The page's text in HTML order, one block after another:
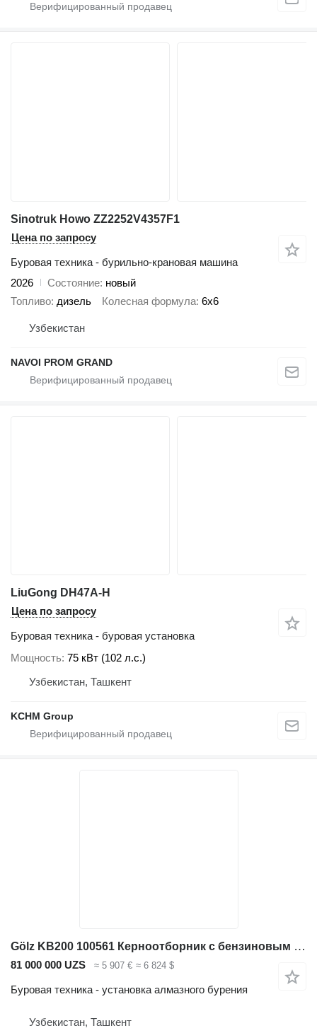
Sinotruk Howo ZZ2252V4357F1
Цена по запросу
Буровая техника - бурильно-крановая машина
2026
Состояние новый
Топливо дизель Колесная формула 6x6
Узбекистан
NAVOI PROM GRAND
LiuGong DH47A-H
Цена по запросу
Буровая техника - буровая установка
Мощность 75 кВт (102 л.с.)
Узбекистан, Ташкент
KCHM Group
Gölz KB200 100561 Керноотборник с бензиновым двигателем
81 000 000 UZS ≈ 5 907 € ≈ 6 824 $
Буровая техника - установка алмазного бурения
Узбекистан, Ташкент